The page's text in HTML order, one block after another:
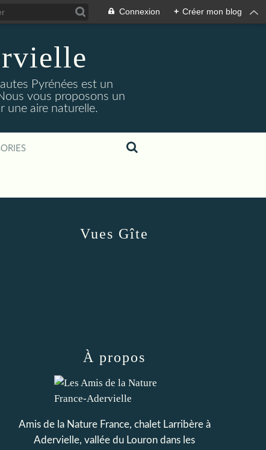
Connexion + Créer mon blog
Pyrénées est un
vous proposons un
une aire naturelle.
À propos
Amis de la Nature France, chalet Larribère à
Adervielle, vallée du Louron dans les
Vues Gîte